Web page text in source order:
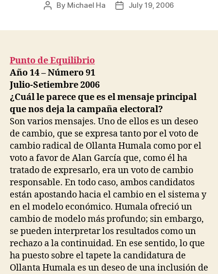
Post
By Michael Ha
PostJuly 19, 2006
Punto de Equilibrio
Año 14 – Número 91
Julio-Setiembre 2006
¿Cuál le parece que es el mensaje principal
que nos deja la campaña electoral?
Son varios mensajes. Uno de ellos es un deseo
de cambio, que se expresa tanto por el voto de
cambio radical de Ollanta Humala como por el
voto a favor de Alan García que, como él ha
tratado de expresarlo, era un voto de cambio
responsable. En todo caso, ambos candidatos
están apostando hacia el cambio en el sistema y
en el modelo económico. Humala ofreció un
cambio de modelo más profundo; sin embargo,
se pueden interpretar los resultados como un
rechazo a la continuidad. En ese sentido, lo que
ha puesto sobre el tapete la candidatura de
Ollanta Humala es un deseo de una inclusión de